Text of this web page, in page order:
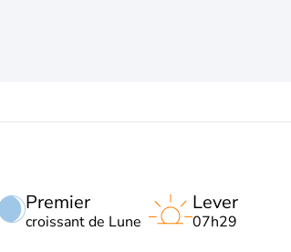
Premier
croissant de Lune
Lever
07h29